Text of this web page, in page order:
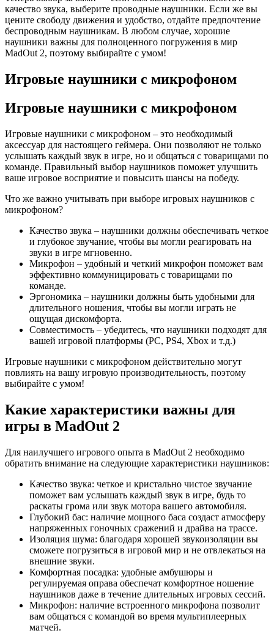
качество звука, выберите проводные наушники. Если же вы
цените свободу движения и удобство, отдайте предпочтение
беспроводным наушникам. В любом случае, хорошие
наушники важны для полноценного погружения в мир
MadOut 2, поэтому выбирайте с умом!
Игровые наушники с микрофоном
Игровые наушники с микрофоном
Игровые наушники с микрофоном – это необходимый
аксессуар для настоящего геймера. Они позволяют не только
услышать каждый звук в игре, но и общаться с товарищами по
команде. Правильный выбор наушников поможет улучшить
ваше игровое восприятие и повысить шансы на победу.
Что же важно учитывать при выборе игровых наушников с
микрофоном?
Качество звука – наушники должны обеспечивать четкое
и глубокое звучание, чтобы вы могли реагировать на
звуки в игре мгновенно.
Микрофон – удобный и четкий микрофон поможет вам
эффективно коммуницировать с товарищами по
команде.
Эргономика – наушники должны быть удобными для
длительного ношения, чтобы вы могли играть не
ощущая дискомфорта.
Совместимость – убедитесь, что наушники подходят для
вашей игровой платформы (PC, PS4, Xbox и т.д.)
Игровые наушники с микрофоном действительно могут
повлиять на вашу игровую производительность, поэтому
выбирайте с умом!
Какие характеристики важны для
игры в MadOut 2
Для наилучшего игрового опыта в MadOut 2 необходимо
обратить внимание на следующие характеристики наушников:
Качество звука: четкое и кристально чистое звучание
поможет вам услышать каждый звук в игре, будь то
раскаты грома или звук мотора вашего автомобиля.
Глубокий бас: наличие мощного баса создаст атмосферу
напряженных гоночных сражений и драйва на трассе.
Изоляция шума: благодаря хорошей звукоизоляции вы
сможете погрузиться в игровой мир и не отвлекаться на
внешние звуки.
Комфортная посадка: удобные амбушюры и
регулируемая оправа обеспечат комфортное ношение
наушников даже в течение длительных игровых сессий.
Микрофон: наличие встроенного микрофона позволит
вам общаться с командой во время мультиплеерных
матчей.